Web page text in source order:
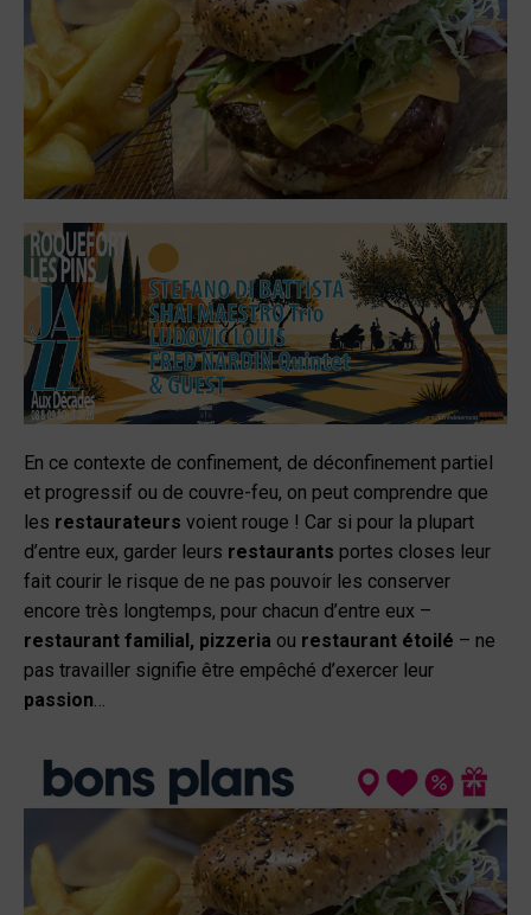
En ce contexte de confinement, de déconfinement partiel
et progressif ou de couvre-feu, on peut comprendre que
les restaurateurs voient rouge ! Car si pour la plupart
d’entre eux, garder leurs restaurants portes closes leur
fait courir le risque de ne pas pouvoir les conserver
encore très longtemps, pour chacun d’entre eux –
restaurant familial, pizzeria ou restaurant étoilé – ne
pas travailler signifie être empêché d’exercer leur
passion